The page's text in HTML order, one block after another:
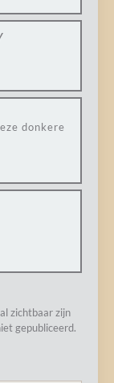
donkere
zichtbaar zijn
gepubliceerd.